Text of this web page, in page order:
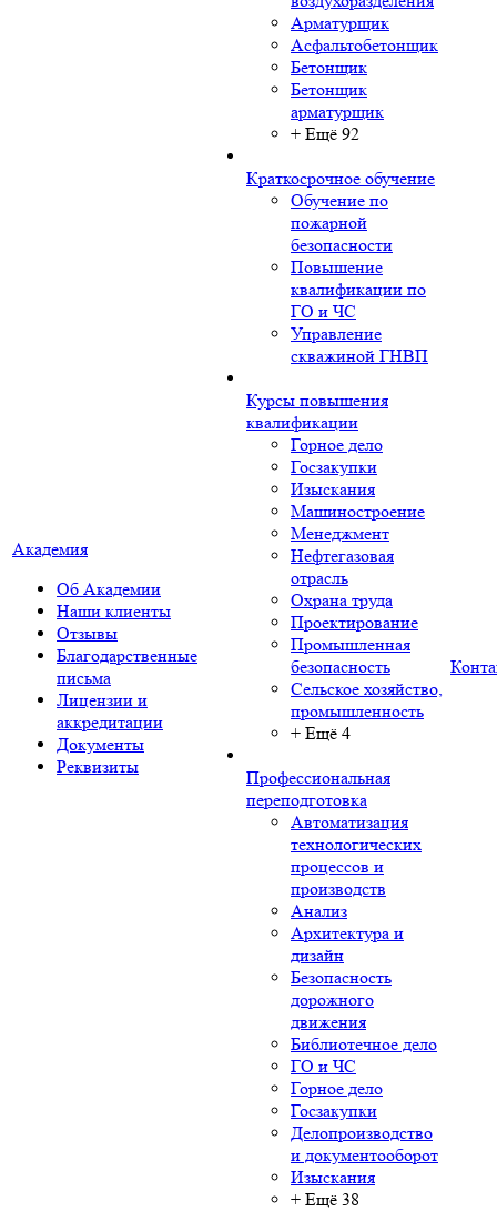
Академия
Об Академии
Наши клиенты
Отзывы
Благодарственные
письма
Лицензии и
аккредитации
Документы
Реквизиты
Арматурщик
Асфальтобетонщик
Бетонщик
Бетонщик
арматурщик
+ Ещё 92
Краткосрочное обучение
Обучение по
пожарной
безопасности
Повышение
квалификации по
ГО и ЧС
Управление
скважиной ГНВП
Курсы повышения
квалификации
Горное дело
Госзакупки
Изыскания
Машиностроение
Менеджмент
Нефтегазовая
отрасль
Охрана труда
Проектирование
Промышленная
безопасность
Сельское хозяйство,
промышленность
+ Ещё 4
Профессиональная
переподготовка
Автоматизация
технологических
процессов и
производств
Анализ
Архитектура и
дизайн
Безопасность
дорожного
движения
Библиотечное дело
ГО и ЧС
Горное дело
Госзакупки
Делопроизводство
и документооборот
Изыскания
+ Ещё 38